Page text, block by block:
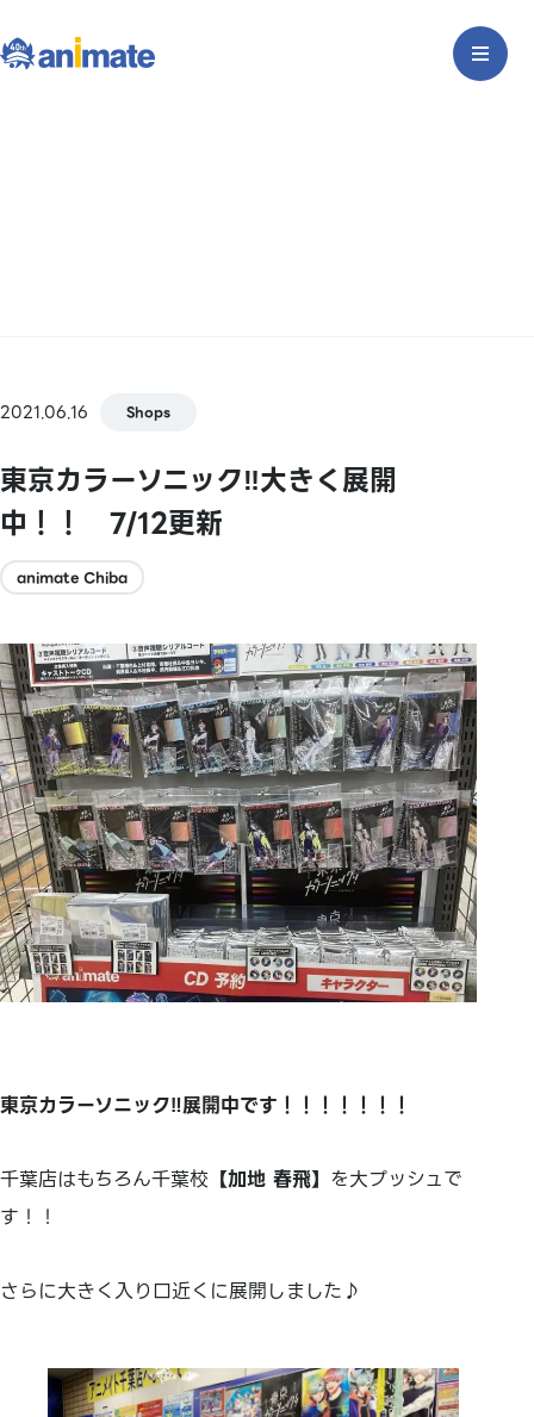
2021.06.16 Shops
東京カラーソニック‼大きく展開
中！！ 7/12更新
animate Chiba
東京カラーソニック‼展開中です！！！！！！！
千葉店はもちろん千葉校 【加地 春飛】 を大プッシュで
す！！
さらに大きく入り口近くに展開しました♪